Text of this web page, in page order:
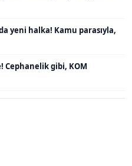
yeni halka! Kamu parasıyla,
Cephanelik gibi, KOM